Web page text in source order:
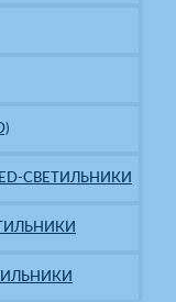
СВЕТИЛЬНИКИ